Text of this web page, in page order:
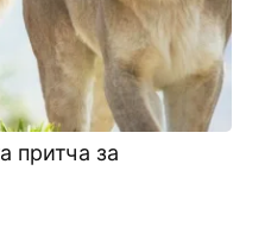
притча за